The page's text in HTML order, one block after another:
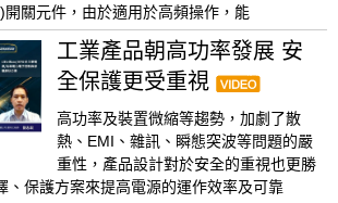
關元件，由於適用於高頻操作，能
工業產品朝高功率發展 安
全保護更受重視
高功率及裝置微縮等趨勢，加劇了散
熱、EMI、雜訊、瞬態突波等問題的嚴
重性，產品設計對於安全的重視也更勝
、保護方案來提高電源的運作效率及可靠